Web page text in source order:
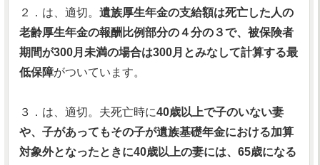
２．は、適切。 遺族厚生年金の支給額は死亡した人の
老齢厚生年金の報酬比例部分の４分の３で、被保険者
期間が300月未満の場合は300月とみなして計算する最
低保障がついています。
３．は、適切。夫死亡時に40歳以上で子のいない妻
や、子があってもその子が遺族基礎年金における加算
対象外となったときに40歳以上の妻には、65歳になる